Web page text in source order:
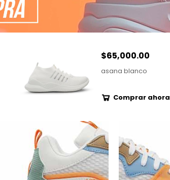
$65,000.00
asana blanco
Comprar ahora